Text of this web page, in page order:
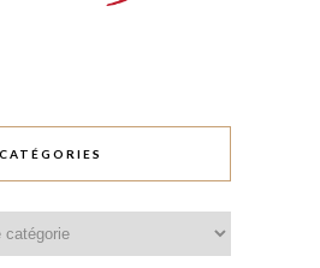
CATÉGORIES